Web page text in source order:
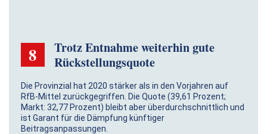
8
Trotz Entnahme weiterhin gute
Rückstellungsquote
Die Provinzial hat 2020 stärker als in den Vorjahren auf
RfB-Mittel zurückgegriffen. Die Quote (39,61 Prozent;
Markt: 32,77 Prozent) bleibt aber über­durch­schnittlich und
ist Garant für die Dämpfung künftiger
Beitragsanpassungen.